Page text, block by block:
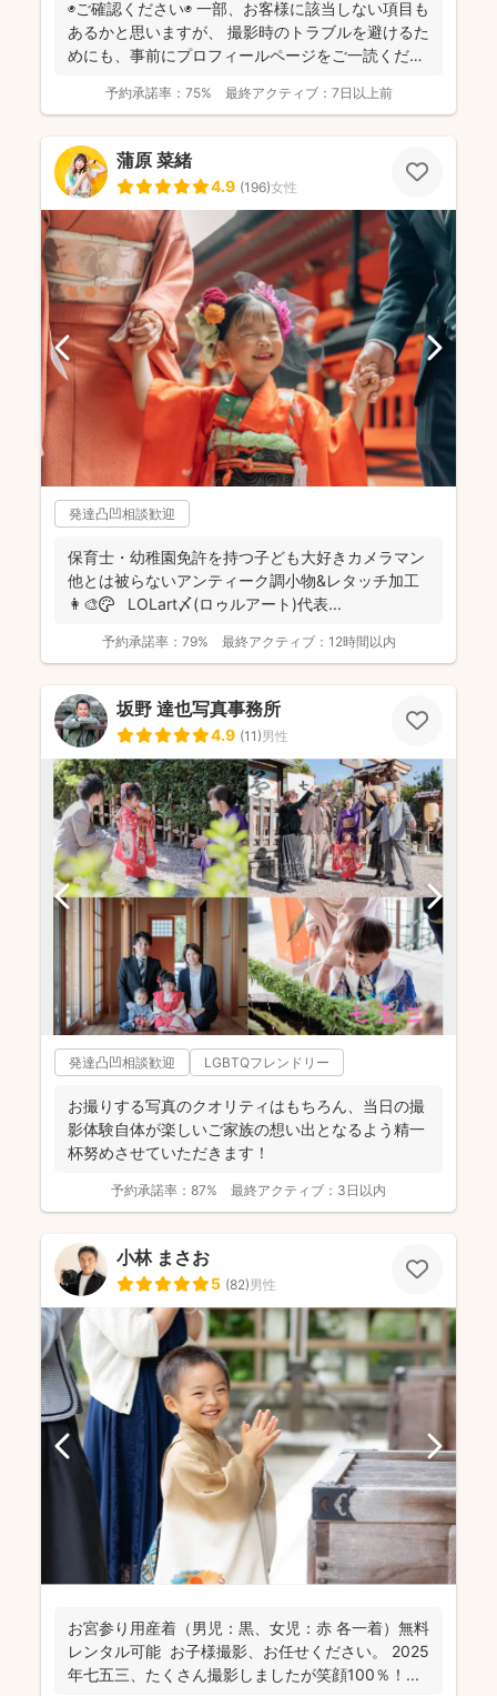
◉ご確認ください◉ 一部、お客様に該当しない項目も
あるかと思いますが、 撮影時のトラブルを避けるた
めにも、事前にプロフィールページをご一読くださ
予約承諾率： 75% 最終アクティブ： 7日以上前
蒲原 菜緒
4.9 (196)女性
発達凸凹相談歓迎
保育士・幼稚園免許を持つ子ども大好きカメラマン
他とは被らないアンティーク調小物&レタッチ加工
👩‍🎨🎨 LOLart〆(ロゥルアート)代表...
予約承諾率： 79% 最終アクティブ： 12時間以内
坂野 達也写真事務所
4.9 (11)男性
発達凸凹相談歓迎 LGBTQフレンドリー
お撮りする写真のクオリティはもちろん、当日の撮
影体験自体が楽しいご家族の想い出となるよう精一
杯努めさせていただきます！
予約承諾率： 87% 最終アクティブ： 3日以内
小林 まさお
5 (82)男性
お宮参り用産着（男児：黒、女児：赤 各一着）無料
レンタル可能 お子様撮影、お任せください。 2025
年七五三、たくさん撮影しましたが笑顔100％！...